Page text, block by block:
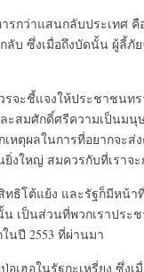
รกว่าแสนกลับประเทศ
ลับ ซึ่งเมื่อถึงบัดนั้น ผู้ลี้ภั
รจะชี้แจงให้ประชาชนท
ะสมศักดิ์ศรีความเป็นมนุ
เหตุผลในการที่อยากจะส่
งใหญ่ สมควรกับที่เราจ
ธิโต้แย้ง และรัฐก็มีหน้า
น เป็นส่วนที่พวกเราประ
นปี 2553 ที่ผ่านมา
อเฮอในรัฐกะเหรี่ยง ซึ่ง